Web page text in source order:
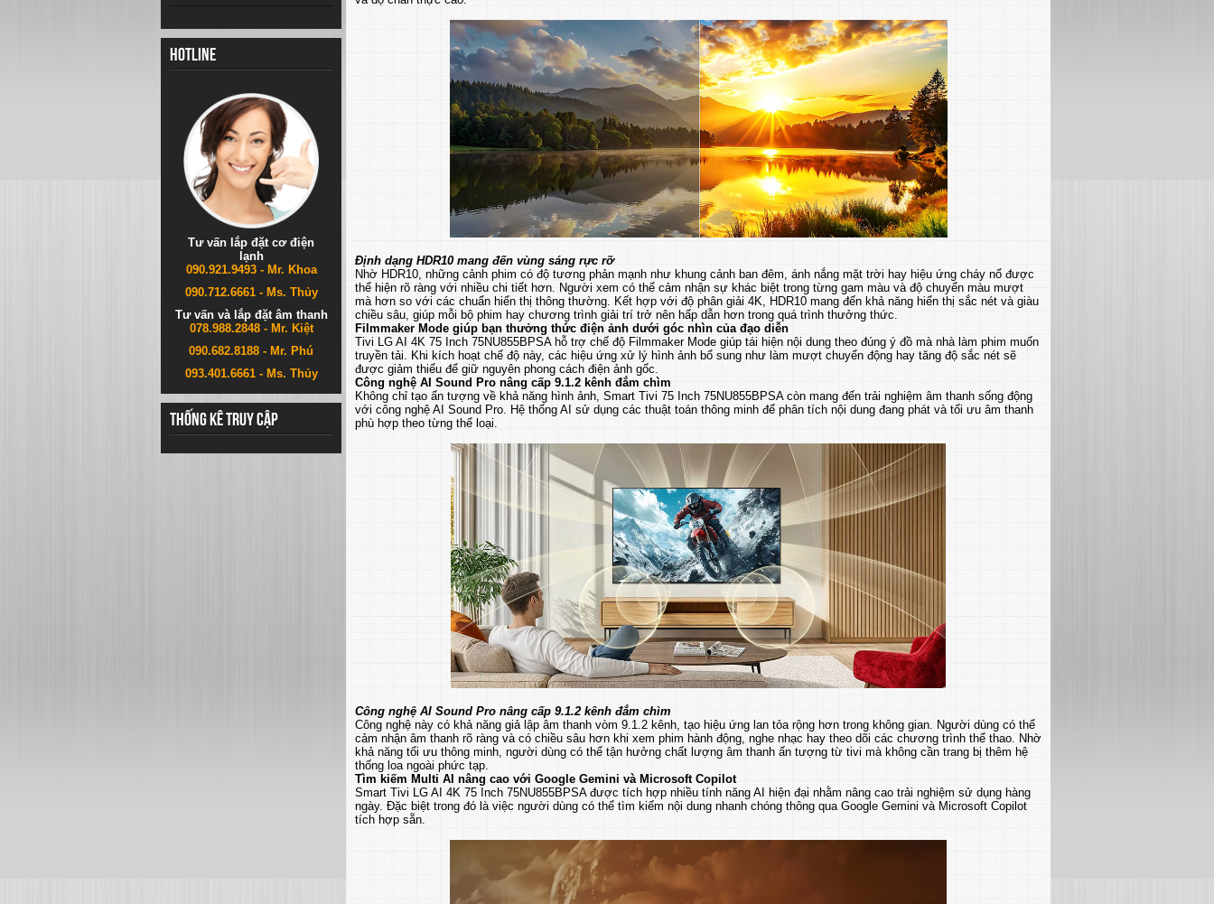
Hotline
Tư vấn lắp đặt cơ điện
lạnh
090.921.9493 - Mr. Khoa
090.712.6661 - Ms. Thủy
Tư vấn và lắp đặt âm thanh
078.988.2848 - Mr. Kiệt
090.682.8188 - Mr. Phú
093.401.6661 - Ms. Thủy
Thống kê truy cập
Định dạng HDR10 mang đến vùng sáng rực rỡ
Nhờ HDR10, những cảnh phim có độ tương phản mạnh như khung cảnh ban đêm, ánh nắng mặt trời hay hiệu ứng cháy nổ được
thể hiện rõ ràng với nhiều chi tiết hơn. Người xem có thể cảm nhận sự khác biệt trong từng gam màu và độ chuyển màu mượt
mà hơn so với các chuẩn hiển thị thông thường. Kết hợp với độ phân giải 4K, HDR10 mang đến khả năng hiển thị sắc nét và giàu
chiều sâu, giúp mỗi bộ phim hay chương trình giải trí trở nên hấp dẫn hơn trong quá trình thưởng thức.
Filmmaker Mode giúp bạn thưởng thức điện ảnh dưới góc nhìn của đạo diễn
Tivi LG AI 4K 75 Inch 75NU855BPSA hỗ trợ chế độ Filmmaker Mode giúp tái hiện nội dung theo đúng ý đồ mà nhà làm phim muốn
truyền tải. Khi kích hoạt chế độ này, các hiệu ứng xử lý hình ảnh bổ sung như làm mượt chuyển động hay tăng độ sắc nét sẽ
được giảm thiểu để giữ nguyên phong cách điện ảnh gốc.
Công nghệ AI Sound Pro nâng cấp 9.1.2 kênh đắm chìm
Không chỉ tạo ấn tượng về khả năng hình ảnh, Smart Tivi 75 Inch 75NU855BPSA còn mang đến trải nghiệm âm thanh sống động
với công nghệ AI Sound Pro. Hệ thống AI sử dụng các thuật toán thông minh để phân tích nội dung đang phát và tối ưu âm thanh
phù hợp theo từng thể loại.
Công nghệ AI Sound Pro nâng cấp 9.1.2 kênh đắm chìm
Công nghệ này có khả năng giả lập âm thanh vòm 9.1.2 kênh, tạo hiệu ứng lan tỏa rộng hơn trong không gian. Người dùng có thể
cảm nhận âm thanh rõ ràng và có chiều sâu hơn khi xem phim hành động, nghe nhạc hay theo dõi các chương trình thể thao. Nhờ
khả năng tối ưu thông minh, người dùng có thể tận hưởng chất lượng âm thanh ấn tượng từ tivi mà không cần trang bị thêm hệ
thống loa ngoài phức tạp.
Tìm kiếm Multi AI nâng cao với Google Gemini và Microsoft Copilot
Smart Tivi LG AI 4K 75 Inch 75NU855BPSA được tích hợp nhiều tính năng AI hiện đại nhằm nâng cao trải nghiệm sử dụng hàng
ngày. Đặc biệt trong đó là việc người dùng có thể tìm kiếm nội dung nhanh chóng thông qua Google Gemini và Microsoft Copilot
tích hợp sẵn.